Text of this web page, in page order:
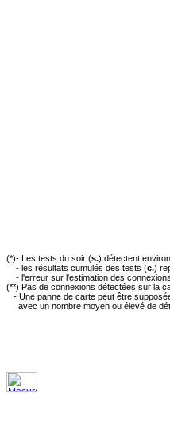
(*)- Les tests du soir (s.) détectent
- les résultats cumulés des tests (c.)
- l'erreur sur l'estimation des
(**) Pas de connexions détectées sur la
- Une panne de carte peut être
avec un nombre moyen ou élevé de